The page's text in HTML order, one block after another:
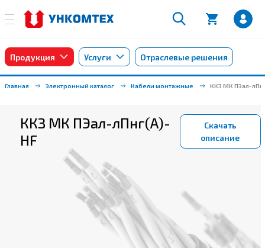
Продукция Услуги Отраслевые решения
Главная Электронный каталог Кабели монтажные ККЗ МК ПЭал-
ККЗ МК ПЭал-лПнг(А)-
HF
Скачать
описание